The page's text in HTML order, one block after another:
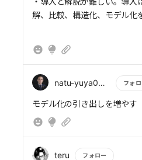
識を聞き手に持たせ、スムー
とができる。結果として分
前に因数分解をしてから話し
解するために必要な最低数の
だ。そして、その要素に順番
に、各要素を相手が理解する
数の要素を挙げて、新しく挙
解、比較、構造化、モデル化
natu-yuya0815 フォロ
もっと読む
モデル化の引き出しを増やす
teru フォロー